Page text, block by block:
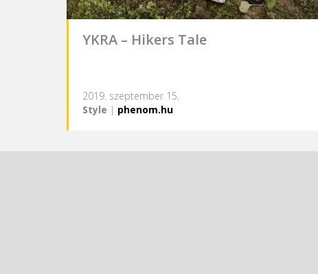
YKRA – Hikers Tale
2019. szeptember 15.
Style | phenom.hu